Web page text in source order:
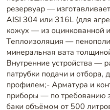
резервуар —
AISI 304 или 316L (для
кожух — из оцинкованной
Теплоизоляция —
минеральная вата
Внутренние устройства —
патрубки подачи и отбора,
профилем;- Арматура и
приборы — по требованию
баки объёмом от 500